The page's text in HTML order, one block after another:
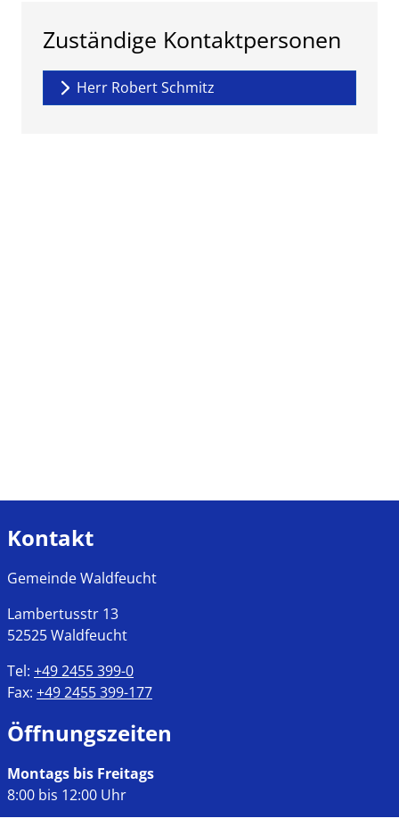
Zuständige Kontaktpersonen
Herr Robert Schmitz
Kontakt
Gemeinde Waldfeucht
Lambertusstr 13
52525Waldfeucht
Tel: +49 2455 399-0
Fax: +49 2455 399-177
Öffnungszeiten
Montags bis Freitags
8:00 bis 12:00 Uhr
Mittwochs, Nachmittags